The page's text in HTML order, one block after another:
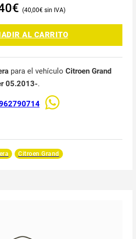
€ 40,00€
AL CARRITO
para el vehículo Citroen Grand
05.2013-.
Citroen Grand